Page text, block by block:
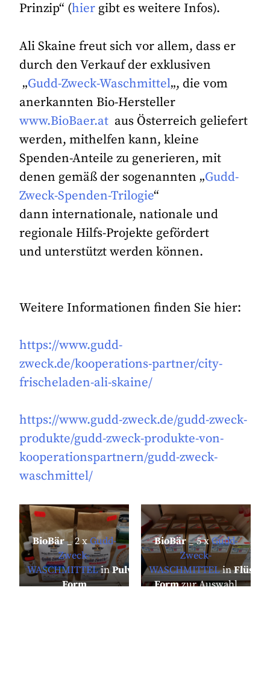
Prinzip“ (hier gibt es weitere Infos).
Ali Skaine freut sich vor allem, dass er
durch den Verkauf der exklusiven
„Gudd-Zweck-Waschmittel„, die vom
anerkannten Bio-Hersteller
www.BioBaer.at aus Österreich geliefert
werden, mithelfen kann, kleine
Spenden-Anteile zu generieren, mit
denen gemäß der sogenannten „Gudd-
Zweck-Spenden-Trilogie“
dann internationale, nationale und
regionale Hilfs-Projekte gefördert
und unterstützt werden können.
Weitere Informationen finden Sie hier:
https://www.gudd-
zweck.de/kooperations-partner/city-
frischeladen-ali-skaine/
https://www.gudd-zweck.de/gudd-zweck-
produkte/gudd-zweck-produkte-von-
kooperationspartnern/gudd-zweck-
waschmittel/
BioBär_ 2 xGudd-
Zweck-
WASCHMITTELinPulver-
Form
BioBär_ 5 xGudd-
Zweck-
WASCHMITTELin
Formzur Auswahl